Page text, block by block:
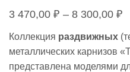
3 470,00 ₽ – 8 300,00 ₽
3
Коллекция раздвижных
металлических карнизов
представлена моделями